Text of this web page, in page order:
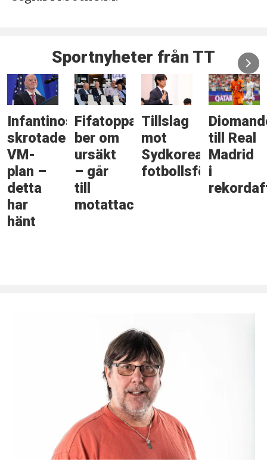
Sportnyheter från TT
Infantinos
skrotade
VM-
plan –
detta
har
hänt
Fifatoppar
ber om
ursäkt
– går
till
motattack
Tillslag
mot
Sydkoreas
fotbollsförbund
till Real
Madrid
i